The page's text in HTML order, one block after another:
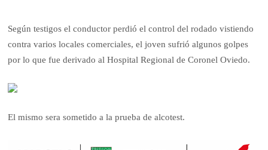
Según testigos el conductor perdió el control del rodado vistiendo
contra varios locales comerciales, el joven sufrió algunos golpes
por lo que fue derivado al Hospital Regional de Coronel Oviedo.
El mismo sera sometido a la prueba de alcotest.